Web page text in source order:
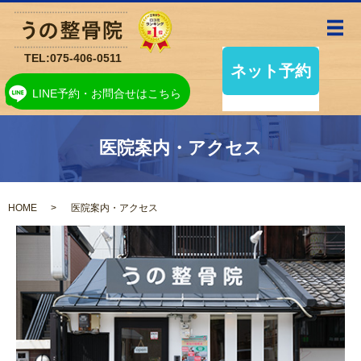
LINE予約・お問合せはこちら
TEL:075-406-0511
メ
医院案内・アクセス
HOME 医院案内・アクセス